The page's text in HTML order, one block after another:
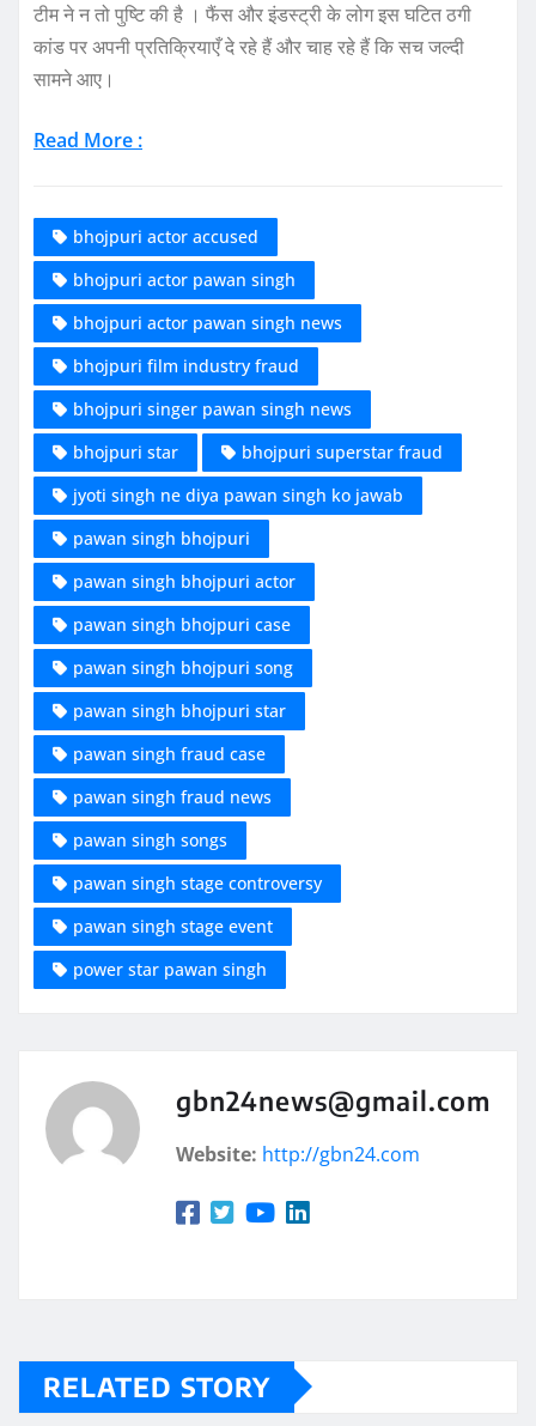
टीम ने न तो पुष्टि की है । फैंस और इंडस्ट्री के लोग इस घटित ठगी
कांड पर अपनी प्रतिक्रियाएँ दे रहे हैं और चाह रहे हैं कि सच जल्दी
सामने आए।
Read More :
bhojpuri actor accused
bhojpuri actor pawan singh
bhojpuri actor pawan singh news
bhojpuri film industry fraud
bhojpuri singer pawan singh news
bhojpuri star
bhojpuri superstar fraud
jyoti singh ne diya pawan singh ko jawab
pawan singh bhojpuri
pawan singh bhojpuri actor
pawan singh bhojpuri case
pawan singh bhojpuri song
pawan singh bhojpuri star
pawan singh fraud case
pawan singh fraud news
pawan singh songs
pawan singh stage controversy
pawan singh stage event
power star pawan singh
gbn24news@gmail.com
Website: http://gbn24.com
RELATED STORY